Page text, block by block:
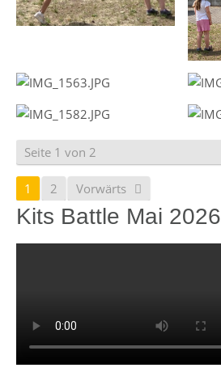
Seite 1 von 2
1 2 Vorwärts
Kits Battle Mai 2026